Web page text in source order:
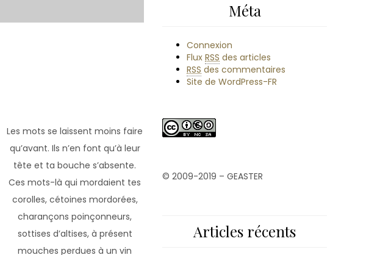
Les mots se laissent moins faire
qu’avant. Ils n’en font qu’à leur
tête et ta bouche s’absente.
Ces mots-là qui mordaient tes
corolles, cétoines mordorées,
charançons poinçonneurs,
sottises d’altises, à présent
mouches perdues à un vin
Méta
Connexion
Flux RSS des articles
RSS des commentaires
Site de WordPress-FR
© 2009-2019 – GEASTER
Articles récents